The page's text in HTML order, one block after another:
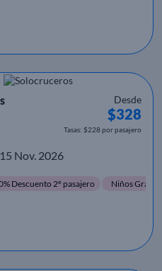
Desde
$328
Tasas: $228 por pasajero
Nov. 2026
Descuento 2º pasajero Niños Gratis